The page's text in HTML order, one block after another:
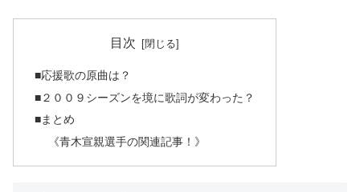
目次
■応援歌の原曲は？
■２００９シーズンを境に歌詞が変わった？
■まとめ
《青木宣親選手の関連記事！》